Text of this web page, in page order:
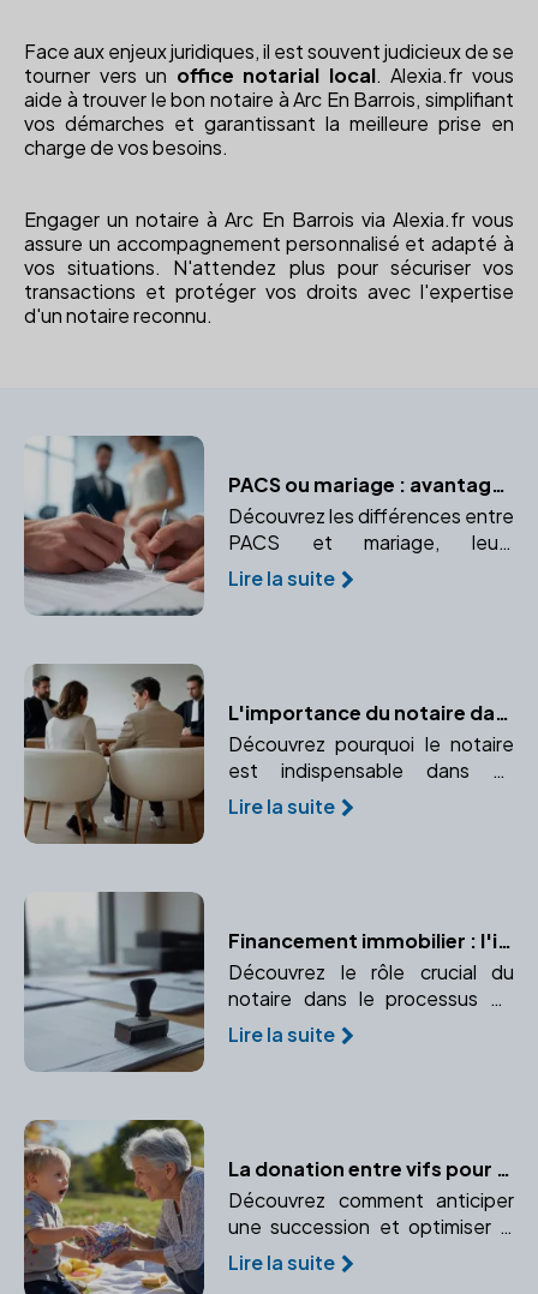
Face aux enjeux juridiques, il est souvent judicieux de se
tourner vers un office notarial local. Alexia.fr vous
aide à trouver le bon notaire à Arc En Barrois, simplifiant
vos démarches et garantissant la meilleure prise en
charge de vos besoins.
Engager un notaire à Arc En Barrois via Alexia.fr vous
assure un accompagnement personnalisé et adapté à
vos situations. N'attendez plus pour sécuriser vos
transactions et protéger vos droits avec l'expertise
d'un notaire reconnu.
PACS ou mariage : avantages et inconvénients
Découvrez les différences entre
PACS et mariage, leurs
avantages et inconvénients, et
pourquoi consulter un notaire
Lire la suite
L'importance du notaire dans un divorce par consentement mutuel
Découvrez pourquoi le notaire
est indispensable dans un
divorce par consentement
mutuel et comment il garantit la
Lire la suite
Financement immobilier : l'importance du notaire
Découvrez le rôle crucial du
notaire dans le processus de
financement immobilier, de
l'authentification des actes de
Lire la suite
La donation entre vifs pour optimiser la transmission de patrimoine
Découvrez comment anticiper
une succession et optimiser la
transmission de votre
patrimoine grâce à la donation
Lire la suite